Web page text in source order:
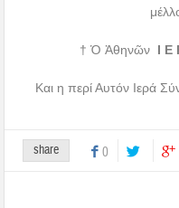
† Ὁ Ἀθηνῶν Ι
Και η περί Αυτόν Ιερά
share 0